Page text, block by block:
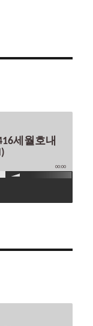
세월호내
00:00